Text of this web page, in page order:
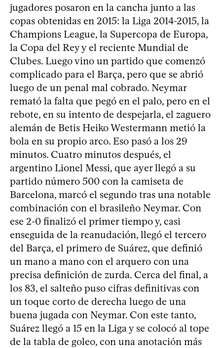
jugadores posaron en la cancha junto a las
copas obtenidas en 2015: la Liga 2014-2015, la
Champions League, la Supercopa de Europa,
la Copa del Rey y el reciente Mundial de
Clubes. Luego vino un partido que comenzó
complicado para el Barça, pero que se abrió
luego de un penal mal cobrado. Neymar
remató la falta que pegó en el palo, pero en el
rebote, en su intento de despejarla, el zaguero
alemán de Betis Heiko Westermann metió la
bola en su propio arco. Eso pasó a los 29
minutos. Cuatro minutos después, el
argentino Lionel Messi, que ayer llegó a su
partido número 500 con la camiseta de
Barcelona, marcó el segundo tras una notable
combinación con el brasileño Neymar. Con
ese 2-0 finalizó el primer tiempo y, casi
enseguida de la reanudación, llegó el tercero
del Barça, el primero de Suárez, que definió
un mano a mano con el arquero con una
precisa definición de zurda. Cerca del final, a
los 83, el salteño puso cifras definitivas con
un toque corto de derecha luego de una
buena jugada con Neymar. Con este tanto,
Suárez llegó a 15 en la Liga y se colocó al tope
de la tabla de goleo, con una anotación más